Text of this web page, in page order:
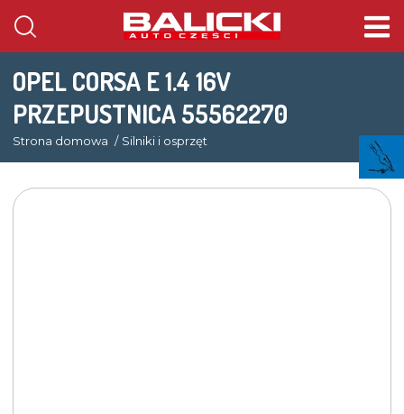
OPEL CORSA E 1.4 16V
PRZEPUSTNICA 55562270
Strona domowa Silniki i osprzęt